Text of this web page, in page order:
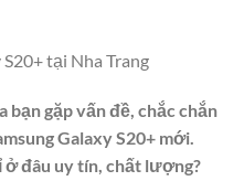
tại Nha Trang
gặp vấn đề, chắc chắn
Galaxy S20+ mới.
ở đâu uy tín, chất lượng?